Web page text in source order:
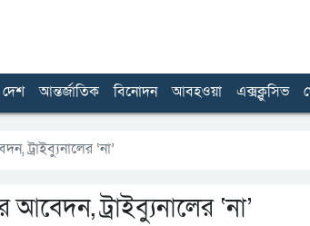
দেশ আন্তর্জাতিক বিনোদন আবহওয়া এক্সক্লুসিভ
ট্রাইব্যুনালের ‘না’
ট্রাইব্যুনালের ‘না’